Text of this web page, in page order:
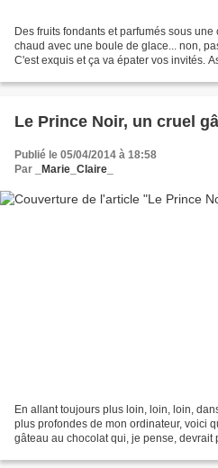
Des fruits fondants et parfumés sous
chaud avec une boule de glace... non,
C'est exquis et ça va épater vos invités.
Le Prince Noir, un cruel
Publié le 05/04/2014 à 18:58
Par
_Marie_Claire_
En allant toujours plus loin, loin, loin,
plus profondes de mon ordinateur, voici
gâteau au chocolat qui, je pense,